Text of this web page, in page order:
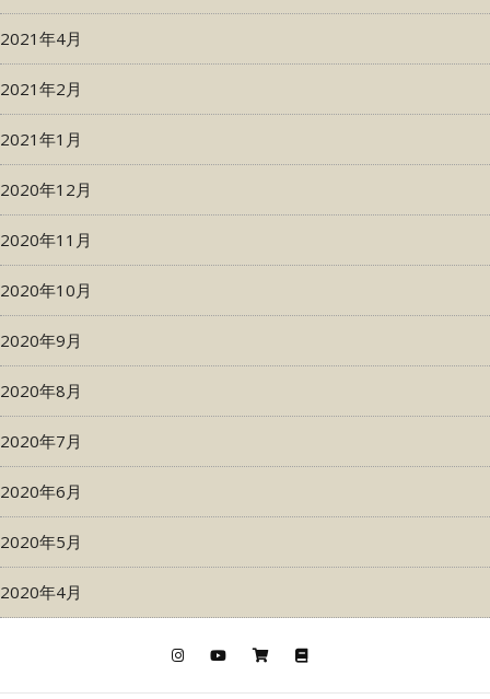
2021年4月
2021年2月
2021年1月
2020年12月
2020年11月
2020年10月
2020年9月
2020年8月
2020年7月
2020年6月
2020年5月
2020年4月